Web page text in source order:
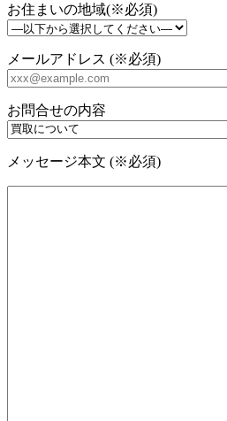
お住まいの地域(※必須)
メールアドレス (※必須)
お問合せの内容
メッセージ本文 (※必須)